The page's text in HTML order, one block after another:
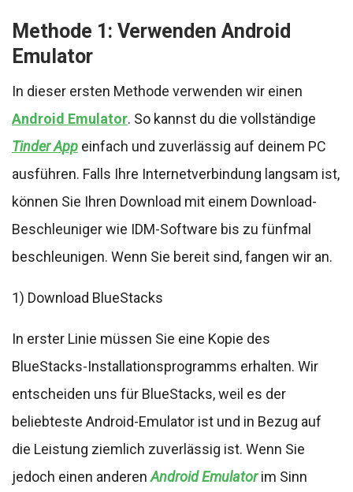
Methode 1: Verwenden Android
Emulator
In dieser ersten Methode verwenden wir einen
Android Emulator. So kannst du die vollständige
Tinder App einfach und zuverlässig auf deinem PC
ausführen. Falls Ihre Internetverbindung langsam ist,
können Sie Ihren Download mit einem Download-
Beschleuniger wie IDM-Software bis zu fünfmal
beschleunigen. Wenn Sie bereit sind, fangen wir an.
1) Download BlueStacks
In erster Linie müssen Sie eine Kopie des
BlueStacks-Installationsprogramms erhalten. Wir
entscheiden uns für BlueStacks, weil es der
beliebteste Android-Emulator ist und in Bezug auf
die Leistung ziemlich zuverlässig ist. Wenn Sie
jedoch einen anderenAndroid Emulatorim Sinn